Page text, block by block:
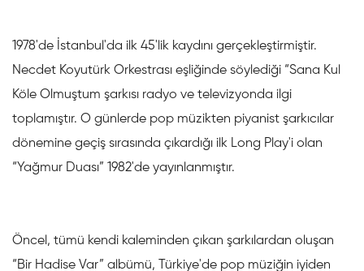
1978'de İstanbul'da ilk 45'lik kaydını gerçekleştirmiştir.
Necdet Koyutürk Orkestrası eşliğinde söylediği “Sana Kul
Köle Olmuştum şarkısı radyo ve televizyonda ilgi
toplamıştır. O günlerde pop müzikten piyanist şarkıcılar
dönemine geçiş sırasında çıkardığı ilk Long Play'i olan
“Yağmur Duası” 1982'de yayınlanmıştır.
Öncel, tümü kendi kaleminden çıkan şarkılardan oluşan
“Bir Hadise Var” albümü, Türkiye'de pop müziğin iyiden